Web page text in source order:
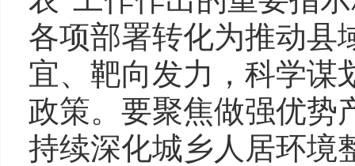
各项部署转化为推动县
宜、靶向发力，科学谋
政策。要聚焦做强优势
持续深化城乡人居环境